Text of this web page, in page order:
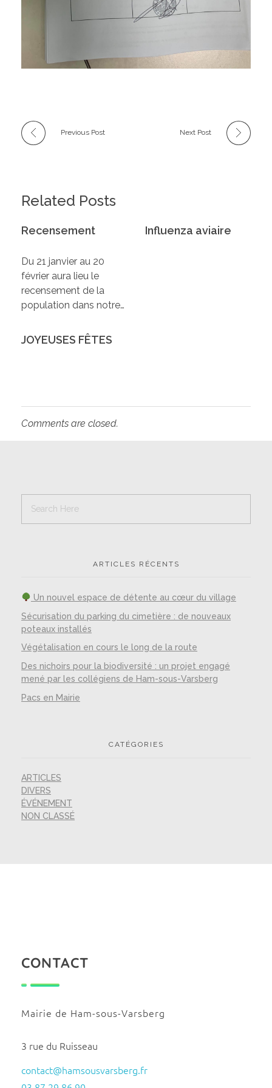
Previous Post Next Post
Related Posts
Recensement
Du 21 janvier au 20
février aura lieu le
recensement de la
population dans notre…
Influenza aviaire
JOYEUSES FÊTES
Comments are closed.
ARTICLES RÉCENTS
Un nouvel espace de détente au cœur du village
Sécurisation du parking du cimetière : de nouveaux
poteaux installés
Végétalisation en cours le long de la route
Des nichoirs pour la biodiversité : un projet engagé
mené par les collégiens de Ham-sous-Varsberg
Pacs en Mairie
CATÉGORIES
ARTICLES
DIVERS
ÉVÉNEMENT
NON CLASSÉ
CONTACT
Mairie de Ham-sous-Varsberg
3 rue du Ruisseau
contact@hamsousvarsberg.fr